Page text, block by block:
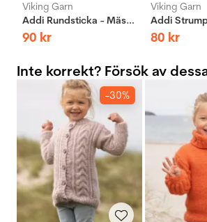
Viking Garn
Addi Rundsticka - Mässing
90 kr
Viking Garn
80 kr
Inte korrekt? Försök av
-30%